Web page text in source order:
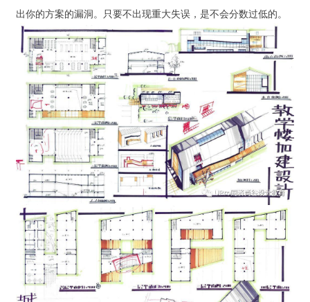
筑
出你的方案的漏洞。只要不出现重大失误，是不会分数过低的。